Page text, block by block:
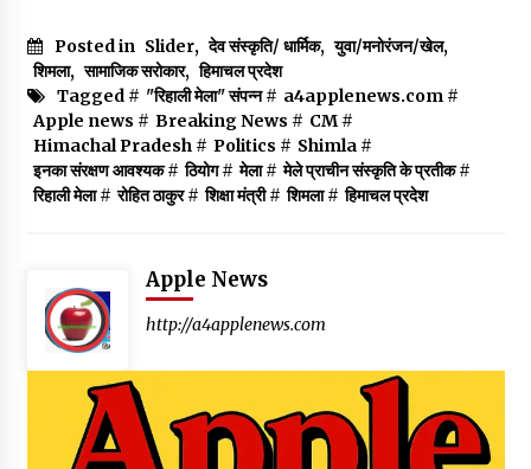
Posted in Slider, देव संस्कृति/ धार्मिक, युवा/मनोरंजन/खेल,
शिमला, सामाजिक सरोकार, हिमाचल प्रदेश
Tagged # "रिहाली मेला" संपन्न# a4applenews.com#
Apple news # Breaking News # CM#
Himachal Pradesh# Politics # Shimla#
इनका संरक्षण आवश्यक# ठियोग# मेला# मेले प्राचीन संस्कृति के प्रतीक#
रिहाली मेला# रोहित ठाकुर# शिक्षा मंत्री# शिमला# हिमाचल प्रदेश
Apple News
http://a4applenews.com